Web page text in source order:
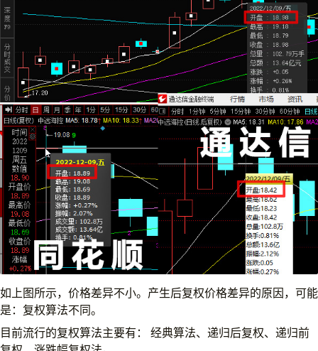
如上图所示，价格差异不小。产生后复权价格差异的原因，可能
是：复权算法不同。
目前流行的复权算法主要有： 经典算法、递归后复权、递归前